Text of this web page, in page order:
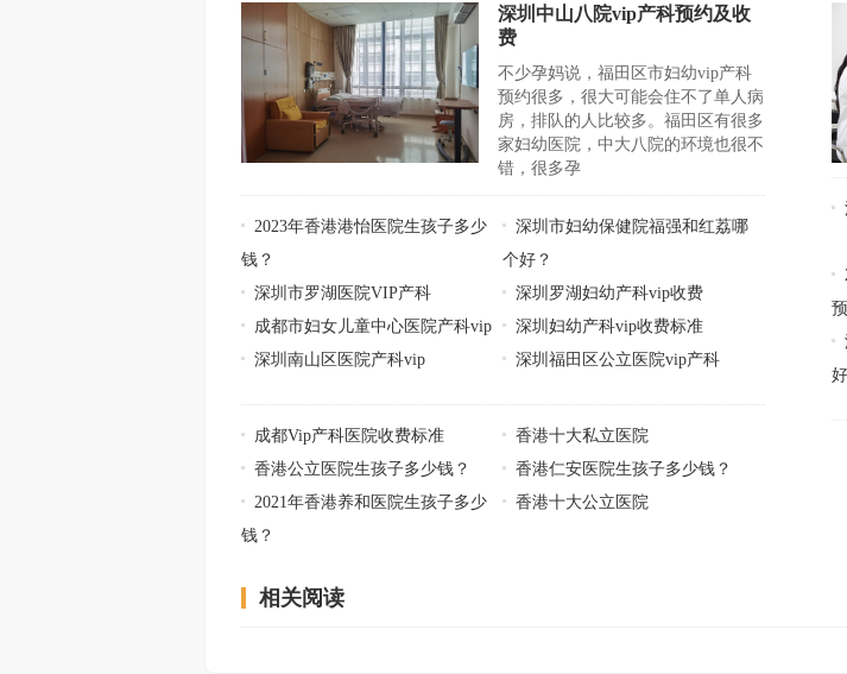
深圳中山八院vip产科预约及收
费
不少孕妈说，福田区市妇幼vip产科
预约很多，很大可能会住不了单人病
房，排队的人比较多。福田区有很多
家妇幼医院，中大八院的环境也很不
错，很多孕
2023年香港港怡医院生孩子多少
钱？
深圳市妇幼保健院福强和红荔哪
个好？
深圳市罗湖医院VIP产科
深圳罗湖妇幼产科vip收费
成都市妇女儿童中心医院产科vip
深圳妇幼产科vip收费标准
深圳南山区医院产科vip
深圳福田区公立医院vip产科
成都Vip产科医院收费标准
香港十大私立医院
香港公立医院生孩子多少钱？
香港仁安医院生孩子多少钱？
2021年香港养和医院生孩子多少
钱？
香港十大公立医院
相关阅读